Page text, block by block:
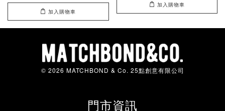
加入購物車
加入購物車
© 2026 MATCHBOND & Co. 25點創意有限公司
門市資訊